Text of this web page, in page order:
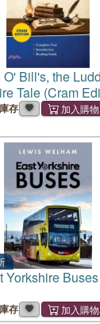
O' Bill's, the
Tale (Cram
存
Yorkshire Buses
存